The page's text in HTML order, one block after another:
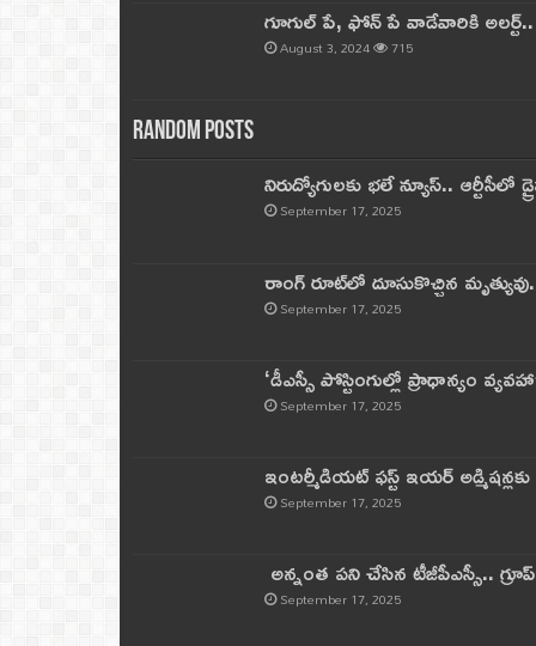
గూగుల్ పే, ఫోన్ పే వాడేవారికి
August 3, 2024 715
Random Posts
నిరుద్యోగులకు భలే న్యూస్.. ఆర్టీసీలో
September 17, 2025
రాంగ్ రూట్‌లో దూసుకొచ్చిన
September 17, 2025
‘డీఎస్సీ పోస్టింగుల్లో ప్రాధాన్యం
September 17, 2025
ఇంటర్మీడియట్ ఫస్ట్‌ ఇయర్‌
September 17, 2025
అన్నంత పని చేసిన టీజీపీఎస్సీ..
September 17, 2025